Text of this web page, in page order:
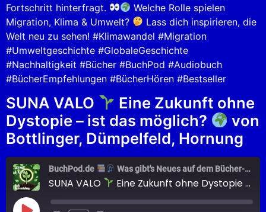
Fortschritt hinterfragt.
Welche Rolle spielen
Migration, Klima & Umwelt?
Lass dich inspirieren, die
Welt neu zu sehen! #Klimawandel #Migration
#Umweltgeschichte #GlobaleGeschichte
#Nachhaltigkeit #Bücher #BuchPod #Audiobuch
#BücherEmpfehlungen #BücherHören #Bestseller
SUNA VALO
Eine Zukunft ohne
Dystopie – ist das möglich?
von
Bottlinger, Dümpelfeld, Hornung
BuchPod.de Was gibt's Neues auf dem Bücher-Markt?
SUNA VALO Eine Zukunft ohne Dystopie – ist das möglich?